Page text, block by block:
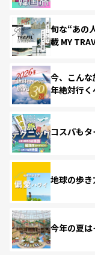
旬な“あの
載 MY
今、こん
年絶対行
コスパも
地球の歩
今年の夏は